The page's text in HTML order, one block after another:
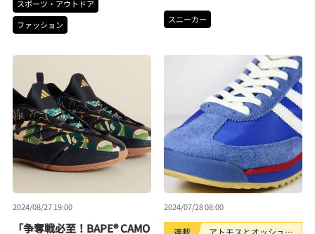
スポーツ・アウトドア
ファッション
スニーカー
2024/08/27 19:00
「争奪戦必至！BAPE® CAMO
2024/07/28 08:00